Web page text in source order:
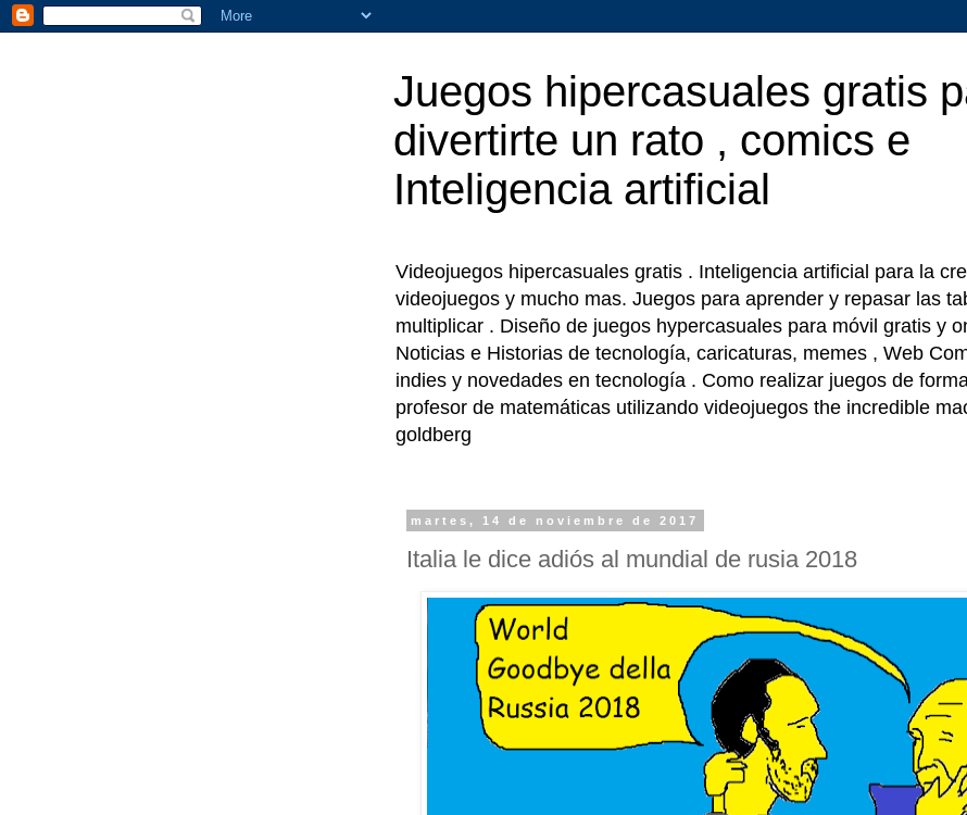
Juegos hipercasuales gratis
divertirte un rato , comics e
Inteligencia artificial
Videojuegos hipercasuales gratis . Inteligencia artificial para la
videojuegos y mucho mas. Juegos para aprender y repasar las
multiplicar . Diseño de juegos hypercasuales para móvil gratis y
Noticias e Historias de tecnología, caricaturas, memes , Web
indies y novedades en tecnología . Como realizar juegos de
profesor de matemáticas utilizando videojuegos the incredible
goldberg
martes, 14 de noviembre de 2017
Italia le dice adiós al mundial de rusia 2018